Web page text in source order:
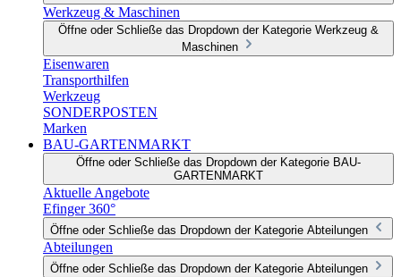
Werkzeug & Maschinen
Öffne oder Schließe das Dropdown der Kategorie Werkzeug &
Maschinen
Eisenwaren
Transporthilfen
Werkzeug
SONDERPOSTEN
Marken
BAU-GARTENMARKT
Öffne oder Schließe das Dropdown der Kategorie BAU-
GARTENMARKT
Aktuelle Angebote
Efinger 360°
Öffne oder Schließe das Dropdown der Kategorie Abteilungen
Abteilungen
Öffne oder Schließe das Dropdown der Kategorie Abteilungen